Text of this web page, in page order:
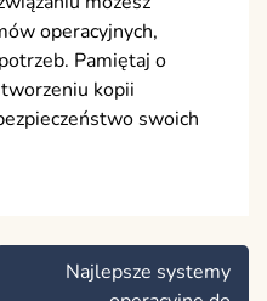
operacyjnych,
Pamiętaj o
kopii
swoich
Najlepsze systemy